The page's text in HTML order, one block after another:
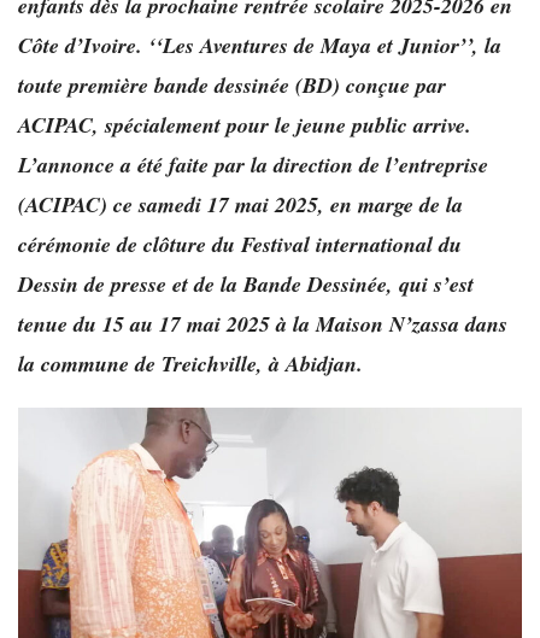
Côte d’Ivoire. ‘‘Les Aventures de Maya et Junior’’, la
toute première bande dessinée (BD) conçue par
ACIPAC, spécialement pour le jeune public arrive.
L’annonce a été faite par la direction de l’entreprise
(ACIPAC) ce samedi 17 mai 2025, en marge de la
cérémonie de clôture du Festival international du
Dessin de presse et de la Bande Dessinée, qui s’est
tenue du 15 au 17 mai 2025 à la Maison N’zassa dans
la commune de Treichville, à Abidjan.